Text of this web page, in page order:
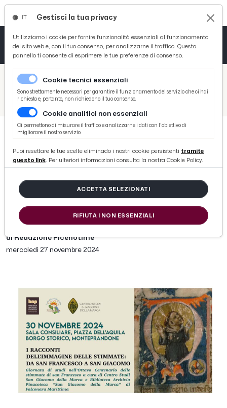
/ Picenotime
/ Eventi e Cultura
Monteprandone, Festa di San Giacomo della Marca: celebrazione Santo Patrono e inaugurazione mostra fotografica
Monteprandone, Festa di San
Giacomo della Marca: celebrazione
Santo Patrono e inaugurazione
mostra fotografica
di Redazione Picenotime
mercoledì 27 novembre 2024
Gestisci la tua privacy
Utilizziamo i cookie per fornire funzionalità essenziali al funzionamento
del sito web e, con il tuo consenso, per analizzarne il traffico. Questo
pannello ti consente di esprimere le tue preferenze di consenso.
Cookie tecnici essenziali
Sono strettamente necessari per garantire il funzionamento del servizio che ci hai
richiesto e, pertanto, non richiedono il tuo consenso.
Cookie analitici non essenziali
Ci permettono di misurare il traffico e analizzarne i dati con l'obiettivo di
migliorare il nostro servizio.
Puoi resettare le tue scelte eliminado i nostri cookie persistenti tramite
questo link. Per ulteriori informazioni consulta la nostra Cookie Policy.
ACCETTA SELEZIONATI
RIFIUTA I NON ESSENZIALI
Tutto News
Tutto Sport
Basket
Ciclismo
Tutto Curiosità